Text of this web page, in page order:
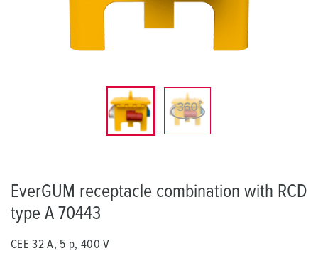
EverGUM receptacle combination with RCD
type A 70443
CEE 32 A, 5 p, 400 V